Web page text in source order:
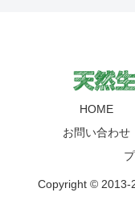
HOME
お問い合わせ
Copyright © 2013-